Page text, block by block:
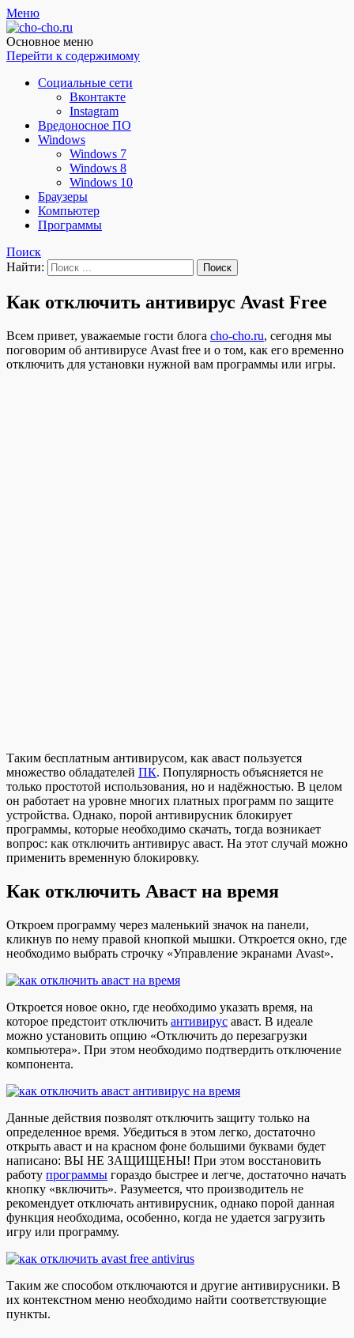
Меню
Чо?! Чо?!
Основное меню
Перейти к содержимому
Социальные сети
Вконтакте
Instagram
Вредоносное ПО
Windows
Windows 7
Windows 8
Windows 10
Браузеры
Компьютер
Программы
Поиск
Найти:
Как отключить антивирус Avast Free
Всем привет, уважаемые гости блога cho-cho.ru, сегодня мы
поговорим об антивирусе Avast free и о том, как его временно
отключить для установки нужной вам программы или игры.
Таким бесплатным антивирусом, как аваст пользуется
множество обладателей ПК. Популярность объясняется не
только простотой использования, но и надёжностью. В целом
он работает на уровне многих платных программ по защите
устройства. Однако, порой антивирусник блокирует
программы, которые необходимо скачать, тогда возникает
вопрос: как отключить антивирус аваст. На этот случай можно
применить временную блокировку.
Как отключить Аваст на время
Откроем программу через маленький значок на панели,
кликнув по нему правой кнопкой мышки. Откроется окно, где
необходимо выбрать строчку «Управление экранами Avast».
Откроется новое окно, где необходимо указать время, на
которое предстоит отключить антивирус аваст. В идеале
можно установить опцию «Отключить до перезагрузки
компьютера». При этом необходимо подтвердить отключение
компонента.
Данные действия позволят отключить защиту только на
определенное время. Убедиться в этом легко, достаточно
открыть аваст и на красном фоне большими буквами будет
написано: ВЫ НЕ ЗАЩИЩЕНЫ! При этом восстановить
работу программы гораздо быстрее и легче, достаточно начать
кнопку «включить». Разумеется, что производитель не
рекомендует отключать антивирусник, однако порой данная
функция необходима, особенно, когда не удается загрузить
игру или программу.
Таким же способом отключаются и другие антивирусники. В
их контекстном меню необходимо найти соответствующие
пункты.